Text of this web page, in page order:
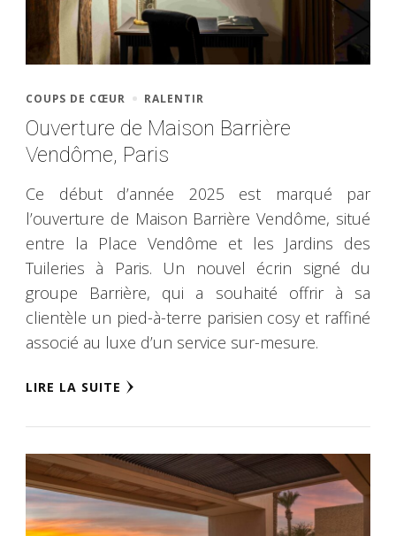
COUPS DE CŒUR RALENTIR
Ouverture de Maison Barrière
Vendôme, Paris
Ce début d’année 2025 est marqué par
l’ouverture de Maison Barrière Vendôme, situé
entre la Place Vendôme et les Jardins des
Tuileries à Paris. Un nouvel écrin signé du
groupe Barrière, qui a souhaité offrir à sa
clientèle un pied-à-terre parisien cosy et raffiné
associé au luxe d’un service sur-mesure.
LIRE LA SUITE